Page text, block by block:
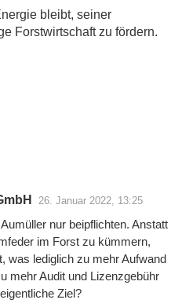
bleibt, seiner
Forstwirtschaft zu fördern.
26. Januar 2022, 13:25
nur beipflichten. Anstatt
im Forst zu kümmern,
was lediglich zu mehr Aufwand
mehr Audit und Lizenzgebühr
Ziel?